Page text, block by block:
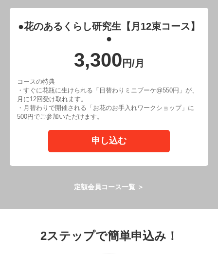
●花のあるくらし研究生【月12束コース】
●
3,300 円/月
コースの特典
・すぐに花瓶に生けられる「日替わりミニブーケ@550円」が、
月に12回受け取れます。
・月替わりで開催される「お花のお手入れワークショップ」に
500円でご参加いただけます。
申し込む
定額会員コース一覧 ＞
2ステップで簡単申込み！